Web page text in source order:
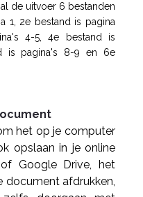
de uitvoer 6 bestanden
1, 2e bestand is pagina
4-5, 4e bestand is
is pagina's 8-9 en 6e
het op je computer
opslaan in je online
Google Drive, het
document afdrukken,